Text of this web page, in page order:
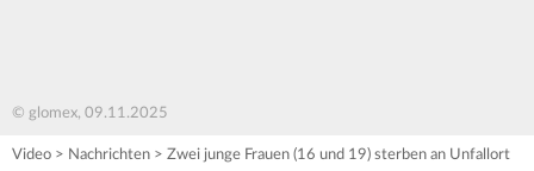
© glomex, 09.11.2025
Video > Nachrichten > Zwei junge Frauen (16 und 19) sterben an Unfallort